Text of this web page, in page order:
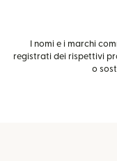
I nomi e i marchi
registrati dei rispettivi
o